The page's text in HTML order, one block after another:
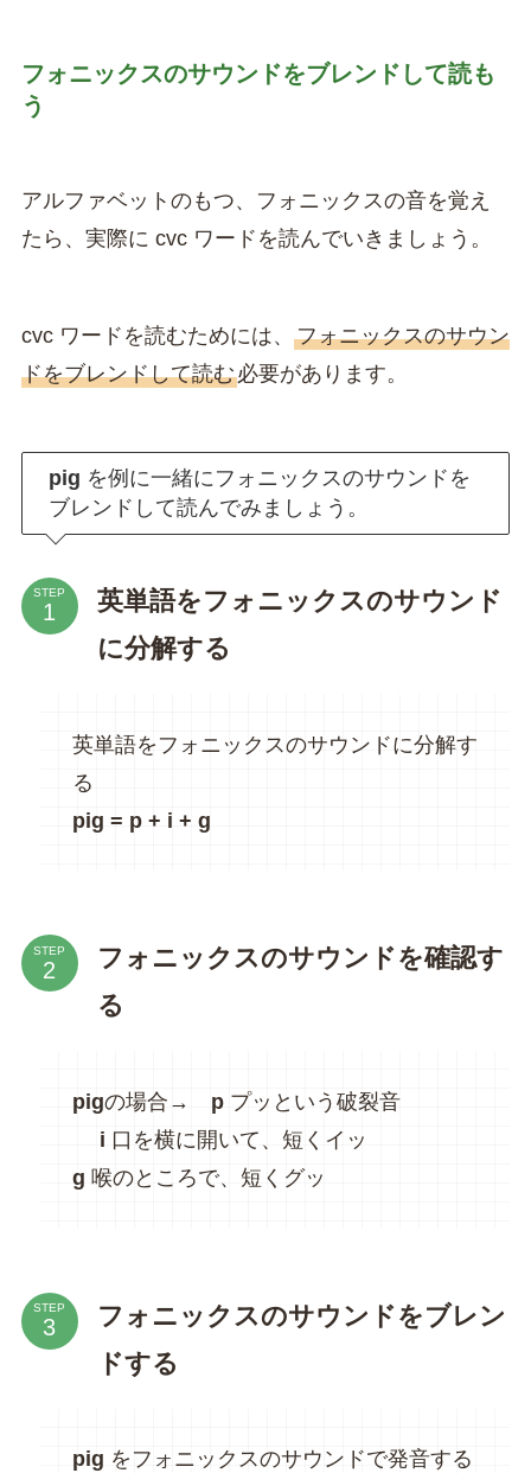
フォニックスのサウンドをブレンドして読も
う
アルファベットのもつ、フォニックスの音を覚え
たら、実際に cvc ワードを読んでいきましょう。
cvc ワードを読むためには、 フォニックスのサウン
ドをブレンドして読む必要があります。
pig を例に一緒にフォニックスのサウンドを
ブレンドして読んでみましょう。
STEP
英単語をフォニックスのサウンド
に分解する
英単語をフォニックスのサウンドに分解す
る
pig = p + i + g
STEP
フォニックスのサウンドを確認す
る
pigの場合→ pプッという破裂音
i 口を横に開いて、短くイッ
g 喉のところで、短くグッ
STEP
フォニックスのサウンドをブレン
ドする
pig をフォニックスのサウンドで発音する